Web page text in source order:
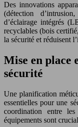
Des innovations
(détection
d’éclairage intégrés
recyclables (bois
la sécurité et réduisent
Mise en place
sécurité
Une planification
essentielles pour une
coordination entre
équipements sont